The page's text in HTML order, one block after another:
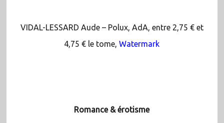
VIDAL-LESSARD Aude – Polux, AdA, entre 2,75 € et
4,75 € le tome,Watermark
Romance & érotisme